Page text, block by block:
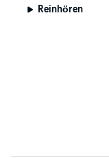
Reinhören